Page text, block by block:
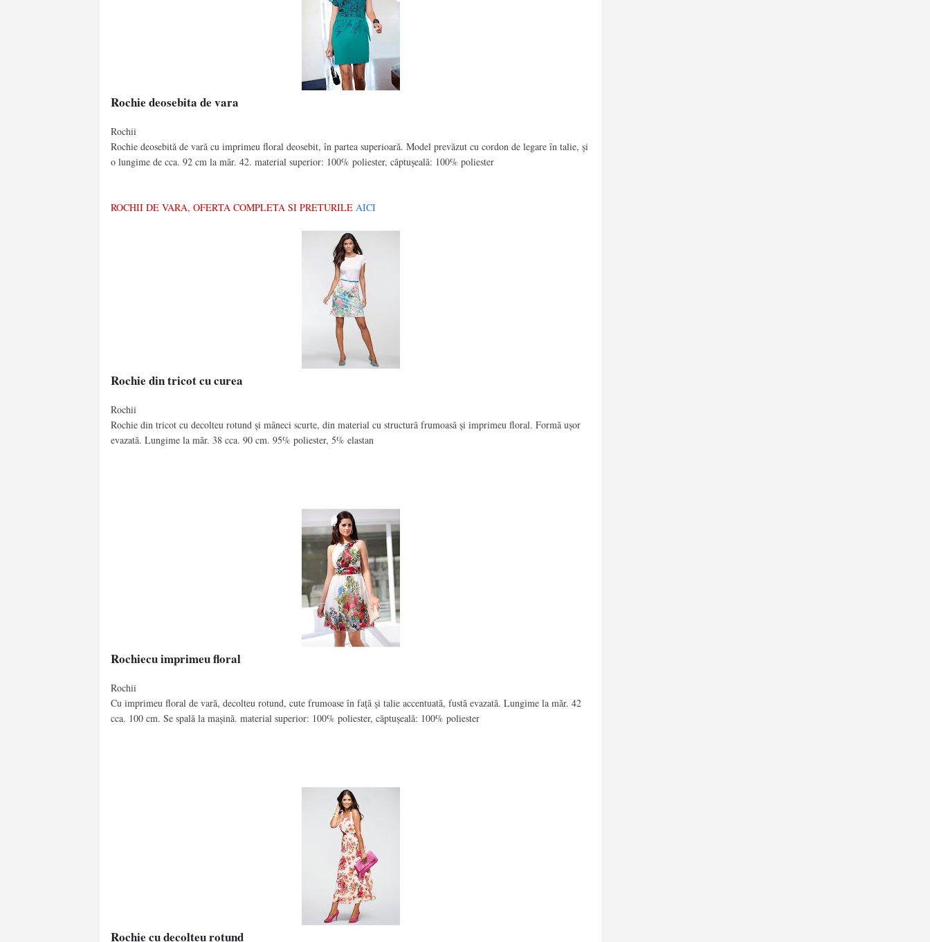
Rochie deosebita de vara
Rochii
Rochie deosebită de vară cu imprimeu floral deosebit, în partea superioară. Model prevăzut cu cordon de legare în talie, şi
o lungime de cca. 92 cm la măr. 42. material superior: 100% poliester, căptuşeală: 100% poliester
ROCHII DE VARA, OFERTA COMPLETA SI PRETURILE AICI
Rochie din tricot cu curea
Rochii
Rochie din tricot cu decolteu rotund și mâneci scurte, din material cu structură frumoasă și imprimeu floral. Formă ușor
evazată. Lungime la măr. 38 cca. 90 cm. 95% poliester, 5% elastan
Rochiecu imprimeu floral
Rochii
Cu imprimeu floral de vară, decolteu rotund, cute frumoase în față și talie accentuată, fustă evazată. Lungime la măr. 42
cca. 100 cm. Se spală la mașină. material superior: 100% poliester, căptuşeală: 100% poliester
Rochie cu decolteu rotund